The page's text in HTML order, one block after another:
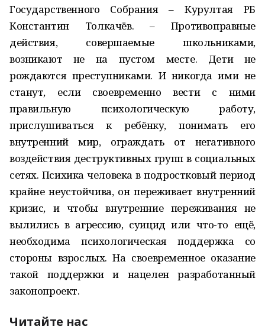
Государственного Собрания – Курултая РБ
Константин Толкачёв. – Противоправные
действия, совершаемые школьниками,
возникают не на пустом месте. Дети не
рождаются преступниками. И никогда ими не
станут, если своевременно вести с ними
правильную психологическую работу,
прислушиваться к ребёнку, понимать его
внутренний мир, ограждать от негативного
воздействия деструктивных групп в социальных
сетях. Психика человека в подростковый период
крайне неустойчива, он переживает внутренний
кризис, и чтобы внутренние переживания не
вылились в агрессию, суицид или что-то ещё,
необходима психологическая поддержка со
стороны взрослых. На своевременное оказание
такой поддержки и нацелен разработанный
законопроект.
Читайте нас